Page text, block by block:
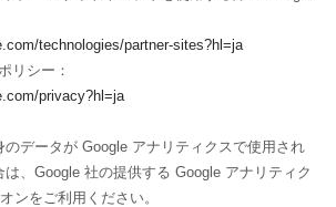
technologies/partner-sites?hl=ja
リシー：
privacy?hl=ja
のデータが Google アナリティクスで使用され
、Google 社の提供する Google アナリティク
ンをご利用ください。